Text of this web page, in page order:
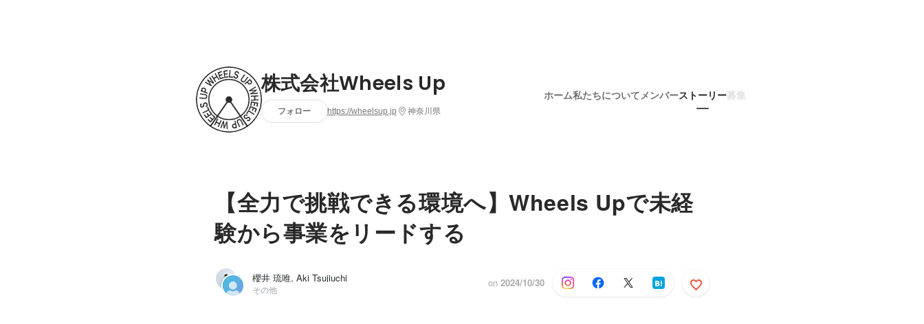
株式会社Wheels Up
フォロー https://wheelsup.jp 神奈川県
ホーム私たちについて メンバーストーリー募集
【全力で挑戦できる環境へ】Wheels Upで未経
験から事業をリードする
櫻井 琉唯, Aki Tsujiuchi
その他
on 2024/10/30